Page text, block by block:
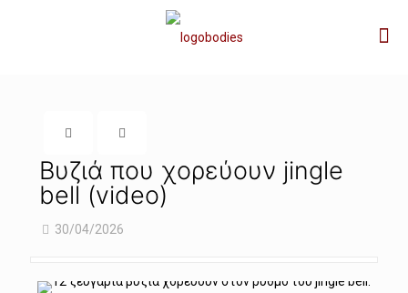
Βυζιά που χορεύουν jingle
bell (video)
30/04/2026